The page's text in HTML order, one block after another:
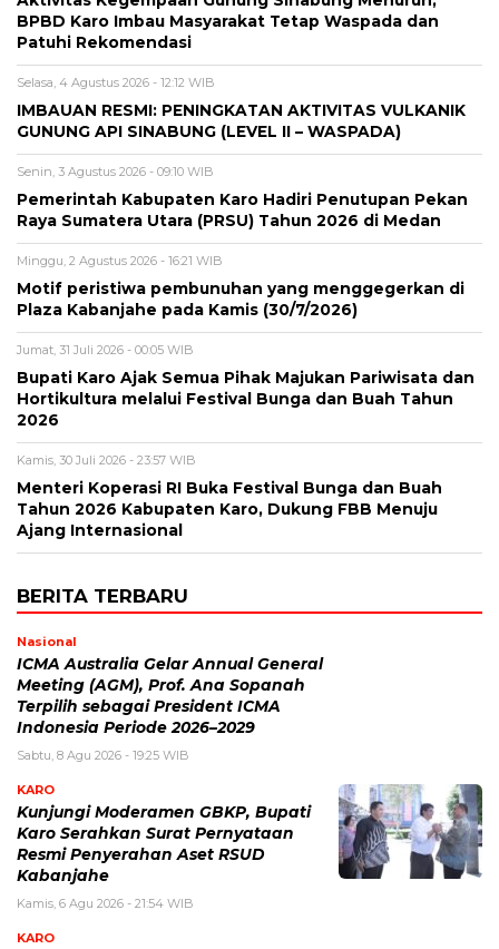
BPBD Karo Imbau Masyarakat Tetap Waspada dan
Patuhi Rekomendasi
Selasa, 4 Agustus 2026 - 12:12 WIB
IMBAUAN RESMI: PENINGKATAN AKTIVITAS VULKANIK
GUNUNG API SINABUNG (LEVEL II – WASPADA)
Senin, 3 Agustus 2026 - 09:10 WIB
Pemerintah Kabupaten Karo Hadiri Penutupan Pekan
Raya Sumatera Utara (PRSU) Tahun 2026 di Medan
Minggu, 2 Agustus 2026 - 16:21 WIB
Motif peristiwa pembunuhan yang menggegerkan di
Plaza Kabanjahe pada Kamis (30/7/2026)
Jumat, 31 Juli 2026 - 00:05 WIB
Bupati Karo Ajak Semua Pihak Majukan Pariwisata dan
Hortikultura melalui Festival Bunga dan Buah Tahun
2026
Kamis, 30 Juli 2026 - 23:57 WIB
Menteri Koperasi RI Buka Festival Bunga dan Buah
Tahun 2026 Kabupaten Karo, Dukung FBB Menuju
Ajang Internasional
BERITA TERBARU
Nasional
ICMA Australia Gelar Annual General
Meeting (AGM), Prof. Ana Sopanah
Terpilih sebagai President ICMA
Indonesia Periode 2026–2029
Sabtu, 8 Agu 2026 - 19:25 WIB
KARO
Kunjungi Moderamen GBKP, Bupati
Karo Serahkan Surat Pernyataan
Resmi Penyerahan Aset RSUD
Kabanjahe
Kamis, 6 Agu 2026 - 21:54 WIB
KARO